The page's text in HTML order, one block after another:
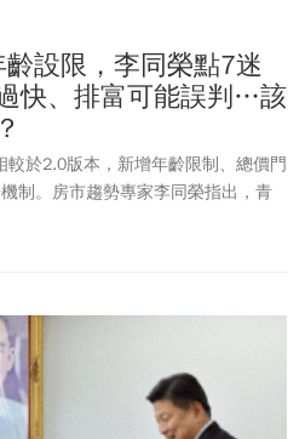
設限，李同榮點7迷
快、排富可能誤判…該
於2.0版本，新增年齡限制、總價門
制。房市趨勢專家李同榮指出，青
」專案，從整體住宅政策的角度來